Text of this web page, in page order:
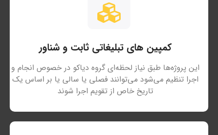
کمپین های تبلیغاتی ثابت و شناور
این پروژه‌ها طبق نیاز لحظه‌ای گروه دیاکو در خصوص انجام و
اجرا تنظیم می‌شود می‌توانند فصلی یا سالی یا بر اساس یک
تاریخ خاص از تقویم اجرا شوند